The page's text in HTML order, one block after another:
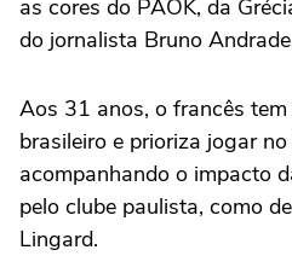
as cores do PAOK, da
do jornalista Bruno
Aos 31 anos, o francês
brasileiro e prioriza jogar
acompanhando o impacto
pelo clube paulista, como
Lingard.